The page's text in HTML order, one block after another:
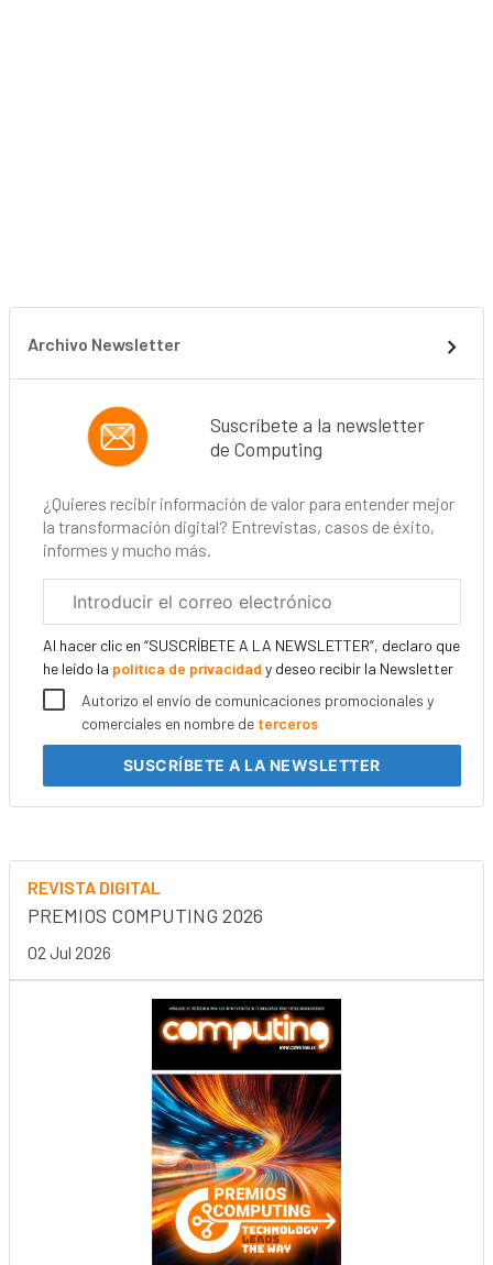
Archivo Newsletter
Suscríbete a la newsletter
de Computing
¿Quieres recibir información de valor para entender mejor
la transformación digital? Entrevistas, casos de éxito,
informes y mucho más.
electrónico
Al hacer clic en “SUSCRÍBETE A LA NEWSLETTER”, declaro que
he leído la política de privacidad y deseo recibir la Newsletter
Autorizo el envío de comunicaciones promocionales y
comerciales en nombre de terceros
SUSCRÍBETEA LA NEWSLETTER
REVISTA DIGITAL
PREMIOS COMPUTING 2026
02 Jul 2026